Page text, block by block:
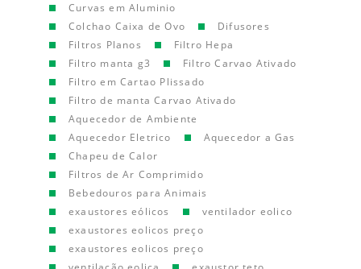
Curvas em Aluminio
Colchao Caixa de Ovo
Difusores
Filtros Planos
Filtro Hepa
Filtro manta g3
Filtro Carvao Ativado
Filtro em Cartao Plissado
Filtro de manta Carvao Ativado
Aquecedor de Ambiente
Aquecedor Eletrico
Aquecedor a Gas
Chapeu de Calor
Filtros de Ar Comprimido
Bebedouros para Animais
exaustores eólicos
ventilador eolico
exaustores eolicos preço
exaustores eolicos preço